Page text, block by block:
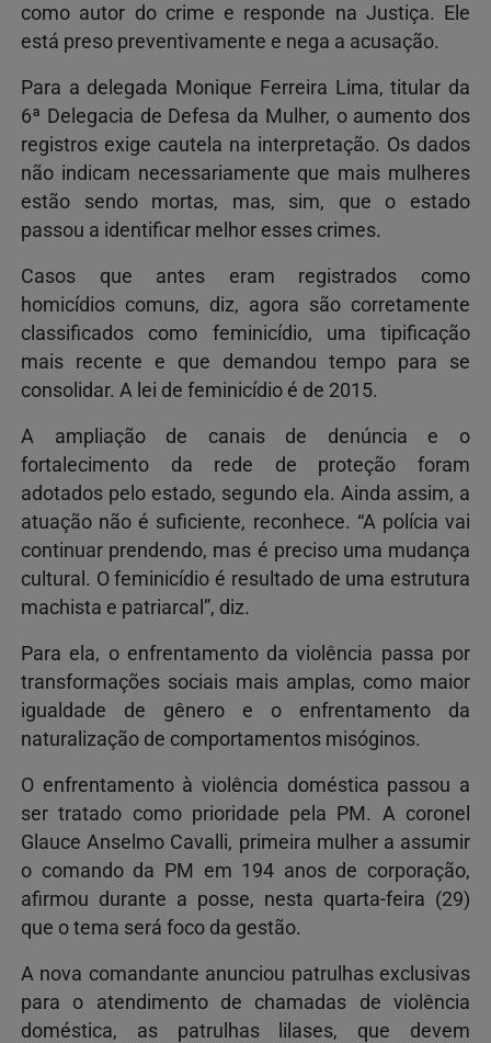
como autor do crime e responde na Justiça. Ele
está preso preventivamente e nega a acusação.
Para a delegada Monique Ferreira Lima, titular da
6ª Delegacia de Defesa da Mulher, o aumento dos
registros exige cautela na interpretação. Os dados
não indicam necessariamente que mais mulheres
estão sendo mortas, mas, sim, que o estado
passou a identificar melhor esses crimes.
Casos que antes eram registrados como
homicídios comuns, diz, agora são corretamente
classificados como feminicídio, uma tipificação
mais recente e que demandou tempo para se
consolidar. A lei de feminicídio é de 2015.
A ampliação de canais de denúncia e o
fortalecimento da rede de proteção foram
adotados pelo estado, segundo ela. Ainda assim, a
atuação não é suficiente, reconhece. “A polícia vai
continuar prendendo, mas é preciso uma mudança
cultural. O feminicídio é resultado de uma estrutura
machista e patriarcal”, diz.
Para ela, o enfrentamento da violência passa por
transformações sociais mais amplas, como maior
igualdade de gênero e o enfrentamento da
naturalização de comportamentos misóginos.
O enfrentamento à violência doméstica passou a
ser tratado como prioridade pela PM. A coronel
Glauce Anselmo Cavalli, primeira mulher a assumir
o comando da PM em 194 anos de corporação,
afirmou durante a posse, nesta quarta-feira (29)
que o tema será foco da gestão.
A nova comandante anunciou patrulhas exclusivas
para o atendimento de chamadas de violência
doméstica, as patrulhas lilases, que devem